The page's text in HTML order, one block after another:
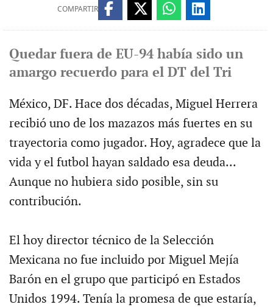
COMPARTIR
Quedar fuera de EU-94 había sido un
amargo recuerdo para el DT del Tri
México, DF. Hace dos décadas, Miguel Herrera
recibió uno de los mazazos más fuertes en su
trayectoria como jugador. Hoy, agradece que la
vida y el futbol hayan saldado esa deuda...
Aunque no hubiera sido posible, sin su
contribución.
El hoy director técnico de la Selección
Mexicana no fue incluido por Miguel Mejía
Barón en el grupo que participó en Estados
Unidos 1994. Tenía la promesa de que estaría,